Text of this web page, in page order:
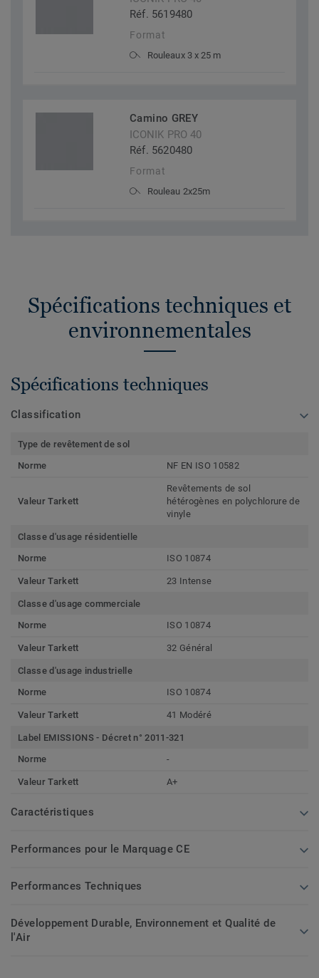
Réf. 5619480
Format
Rouleaux 3 x 25 m
Camino GREY
ICONIK PRO 40
Réf. 5620480
Format
Rouleau 2x25m
Spécifications techniques et
environnementales
Spécifications techniques
Classification
Type de revêtement de sol
Norme
NF EN ISO 10582
Valeur Tarkett
Revêtements de sol
hétérogènes en polychlorure de
vinyle
Classe d'usage résidentielle
Norme
ISO 10874
Valeur Tarkett 23 Intense
Classe d'usage commerciale
Norme
ISO 10874
Valeur Tarkett 32 Général
Classe d'usage industrielle
Norme
ISO 10874
Valeur Tarkett 41 Modéré
Label EMISSIONS - Décret n° 2011-321
Norme
-
Valeur Tarkett A+
Caractéristiques
Performances pour le Marquage CE
Performances Techniques
Développement Durable, Environnement et Qualité de
l'Air